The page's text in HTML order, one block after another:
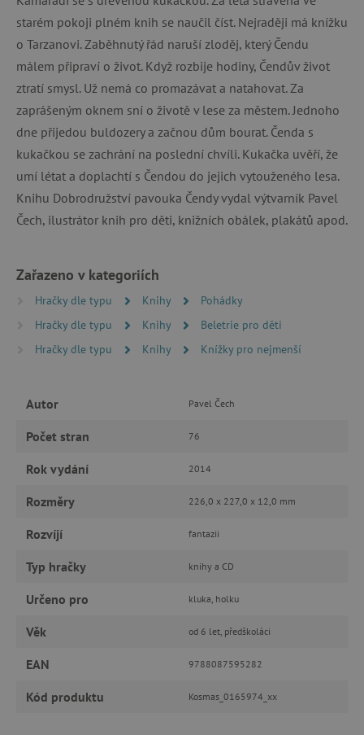
starém pokoji plném knih se naučil číst. Nejraději má knížku
o Tarzanovi. Zaběhnutý řád naruší zloděj, který Čendu
málem připraví o život. Když rozbije hodiny, Čendův život
ztratí smysl. Už nemá co promazávat a natahovat. Za
zaprášeným oknem sní o životě v lese za městem. Jednoho
dne přijedou buldozery a začnou dům bourat. Čenda s
kukačkou se zachrání na poslední chvíli. Kukačka uvěří, že
umí létat a doplachtí s Čendou do jejich vytouženého lesa.
Knihu Dobrodružství pavouka Čendy vydal výtvarník Pavel
Čech, ilustrátor knih pro děti, knižních obálek, plakátů apod.
Zařazeno v kategoriích
Hračky dle typu Knihy
Pohádky
Hračky dle typu
Knihy
Beletrie pro děti
Hračky dle typu
Knihy Knížky pro nejmenší
Autor Pavel Čech
Počet stran 76
Rok vydání 2014
Rozměry 226,0 x 227,0 x 12,0 mm
Rozvíjí fantazii
Typ hračky knihy a CD
Určeno pro kluka, holku
Věk od 6 let, předškoláci
EAN 9788087595282
Kód produktu Kosmas_0165974_xx